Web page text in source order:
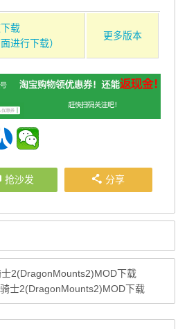
载
进行下载）
更多版本
抢沙发 分享
2(DragonMounts2)MOD下载
士2(DragonMounts2)MOD下载